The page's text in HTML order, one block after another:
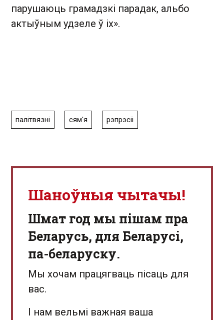
парушаюць грамадзкі парадак, альбо
актыўным удзеле ў іх».
палітвязні сям'я рэпрэсіі
Шаноўныя чытачы!
Шмат год мы пішам пра
Беларусь, для Беларусі,
па-беларуску.
Мы хочам працягваць пісаць для
вас.
І нам вельмі важная ваша